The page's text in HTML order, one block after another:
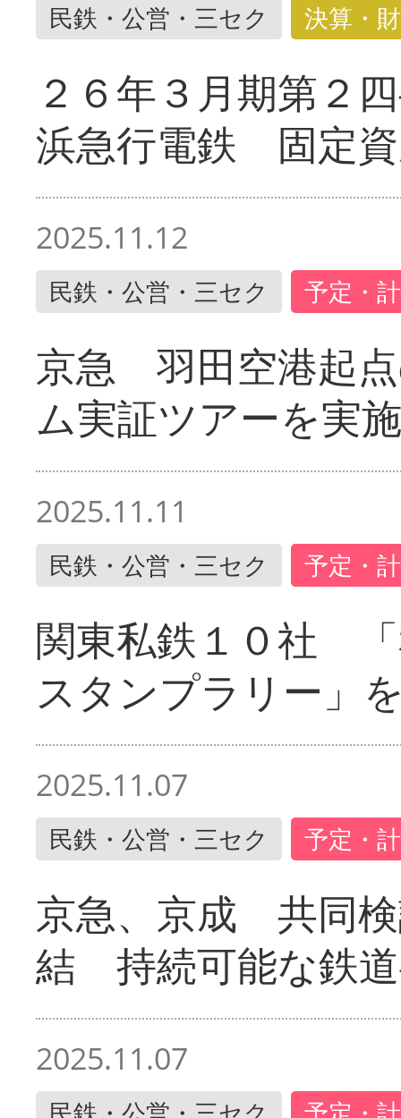
民鉄・公営・三セク 決算・
２６年３月期第２
浜急行電鉄 固定
2025.11.12
民鉄・公営・三セク 予定・
京急 羽田空港起
ム実証ツアーを実施
2025.11.11
民鉄・公営・三セク 予定・
関東私鉄１０社
スタンプラリー」
2025.11.07
民鉄・公営・三セク 予定・
京急、京成 共同
結 持続可能な鉄
2025.11.07